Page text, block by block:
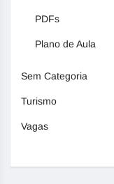
PDFs
Plano de Aula
Sem Categoria
Turismo
Vagas